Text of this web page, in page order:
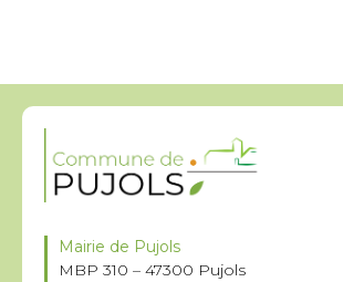
Mairie de Pujols
MBP 310 – 47300 Pujols